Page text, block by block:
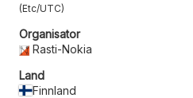
Etc/UTC
Organisator
Rasti-Nokia
Land
Finnland